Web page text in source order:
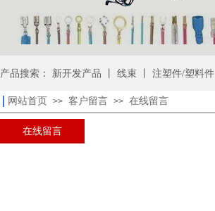
产品搜索： 新开发产品 丨 线束 丨 注塑件/塑料
网站首页 >> 客户留言 >> 在线留言
在线留言